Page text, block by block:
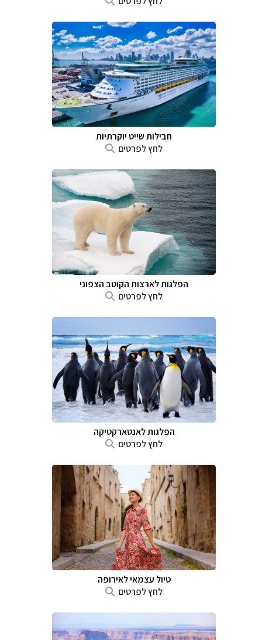
חבילות שייט יוקרתיות
לחץ לפרטים
הפלגות לארצות הקוטב הצפוני
לחץ לפרטים
הפלגות לאנטארקטיקה
לחץ לפרטים
טיול עצמאי לאירופה
לחץ לפרטים